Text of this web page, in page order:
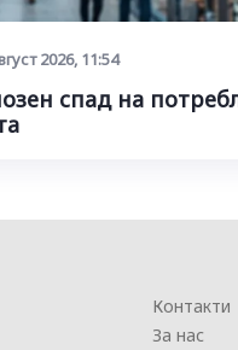
2026, 11:54
спад на
Контакти
За нас